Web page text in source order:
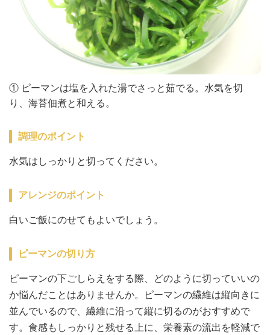
① ピーマンは塩を入れた湯でさっと茹でる。水気を切
り、海苔佃煮と和える。
調理のポイント
水気はしっかりと切ってください。
アレンジのポイント
白いご飯にのせてもよいでしょう。
ピーマンの切り方
ピーマンの下ごしらえをする際、どのように切っていいの
か悩んだことはありませんか。ピーマンの繊維は縦向きに
並んでいるので、繊維に沿って縦に切るのがおすすめで
す。食感もしっかりと残せる上に、栄養素の流出を軽減で